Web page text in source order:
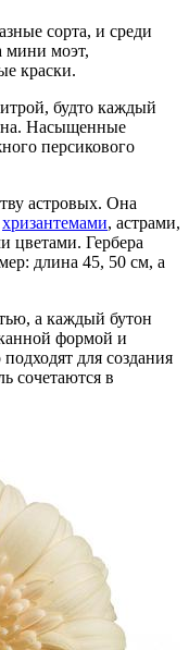
сорта, и среди
мини моэт,
краски.
будто каждый
Насыщенные
персикового
астровых. Она
хризантемами, астрами,
цветами. Гербера
длина 45, 50 см, а
а каждый бутон
формой и
для создания
сочетаются в